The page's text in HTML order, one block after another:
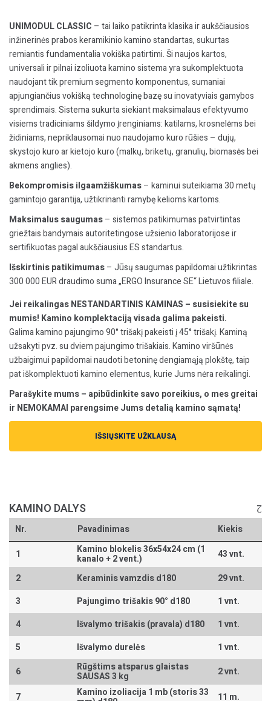
UNIMODUL CLASSIC – tai laiko patikrinta klasika ir aukščiausios
inžinerinės prabos keramikinio kamino standartas, sukurtas
remiantis fundamentalia vokiška patirtimi. Ši naujos kartos,
universali ir pilnai izoliuota kamino sistema yra sukomplektuota
naudojant tikpremiumsegmento komponentus, sumaniai
apjungiančius vokišką technologinę bazę su inovatyviais gamybos
sprendimais. Sistema sukurta siekiant maksimalaus efektyvumo
visiems tradiciniams šildymo įrenginiams: katilams, krosnelėms bei
židiniams, nepriklausomai nuo naudojamo kuro rūšies – dujų,
skystojo kuro ar kietojo kuro (malkų, briketų, granulių, biomasės bei
akmens anglies).
Bekompromisis ilgaamžiškumas– kaminui suteikiama 30 metų
gamintojo garantija, užtikrinanti ramybę kelioms kartoms.
Maksimalus saugumas– sistemos patikimumas patvirtintas
griežtais bandymais autoritetingose užsienio laboratorijose ir
sertifikuotas pagal aukščiausius ES standartus.
Išskirtinis patikimumas– Jūsų saugumas papildomai užtikrintas
300 000 EUR draudimo suma „ERGO Insurance SE“ Lietuvos filiale.
Jei reikalingas NESTANDARTINIS KAMINAS – susisiekite su
mumis! Kamino komplektaciją visada galima pakeisti.
Galima kamino pajungimo 90° trišakį pakeisti į 45° trišakį. Kaminą
užsakyti pvz. su dviem pajungimo trišakiais. Kamino viršūnės
užbaigimui papildomai naudoti betoninę dengiamąją plokštę, taip
pat iškomplektuoti kamino elementus, kurie Jums nėra reikalingi.
Parašykite mums – apibūdinkite savo poreikius, o mes greitai
ir NEMOKAMAI parengsime Jums detalią kamino sąmatą!
IŠSIŲSKITE UŽKLAUSĄ
KAMINO DALYS
Nr. Pavadinimas
Kiekis
1
Kamino blokelis 36x54x24 cm (1
kanalo + 2 vent.)
43 vnt.
2
Keraminis vamzdis d180
29 vnt.
3
Pajungimo trišakis 90° d180
1 vnt.
4
Išvalymo trišakis (pravala) d180
1 vnt.
5
Išvalymo durelės
1 vnt.
6
Rūgštims atsparus glaistas
SAUSAS 3 kg
2 vnt.
7
Kamino izoliacija 1 mb (storis 33
11 m.